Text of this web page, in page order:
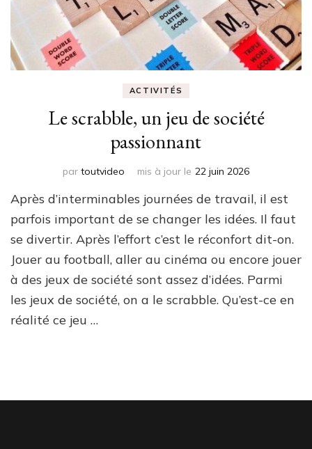
ACTIVITÉS
Le scrabble, un jeu de société
passionnant
par toutvideo mis à jour le 22 juin 2026
Après d’interminables journées de travail, il est
parfois important de se changer les idées. Il faut
se divertir. Après l’effort c’est le réconfort dit-on.
Jouer au football, aller au cinéma ou encore jouer
à des jeux de société sont assez d’idées. Parmi
les jeux de société, on a le scrabble. Qu’est-ce en
réalité ce jeu …